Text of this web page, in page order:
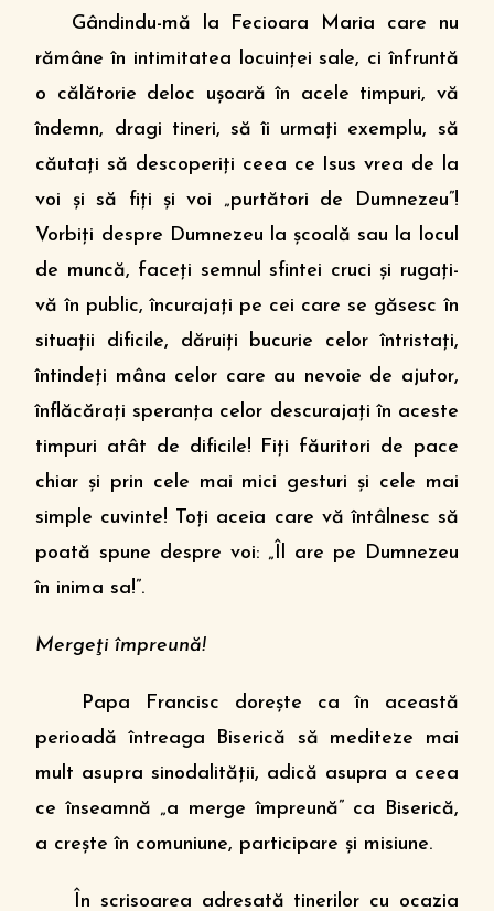
Gândindu-mă la Fecioara Maria care nu
rămâne în intimitatea locuinţei sale, ci înfruntă
o călătorie deloc uşoară în acele timpuri, vă
îndemn, dragi tineri, să îi urmaţi exemplu, să
căutaţi să descoperiţi ceea ce Isus vrea de la
voi şi să fiţi şi voi „purtători de Dumnezeu”!
Vorbiţi despre Dumnezeu la şcoală sau la locul
de muncă, faceţi semnul sfintei cruci şi rugaţi-
vă în public, încurajaţi pe cei care se găsesc în
situaţii dificile, dăruiţi bucurie celor întristaţi,
întindeţi mâna celor care au nevoie de ajutor,
înflăcăraţi speranţa celor descurajaţi în aceste
timpuri atât de dificile! Fiţi făuritori de pace
chiar şi prin cele mai mici gesturi şi cele mai
simple cuvinte! Toţi aceia care vă întâlnesc să
poată spune despre voi: „Îl are pe Dumnezeu
în inima sa!”.
Mergeţi împreună!
Papa Francisc doreşte ca în această
perioadă întreaga Biserică să mediteze mai
mult asupra sinodalităţii, adică asupra a ceea
ce înseamnă „a merge împreună” ca Biserică,
a creşte în comuniune, participare şi misiune.
În scrisoarea adresată tinerilor cu ocazia